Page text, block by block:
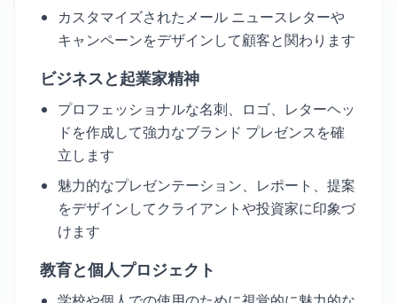
カスタマイズされたメール ニュースレターや
キャンペーンをデザインして顧客と関わります
ビジネスと起業家精神
プロフェッショナルな名刺、ロゴ、レターヘッ
ドを作成して強力なブランド プレゼンスを確
立します
魅力的なプレゼンテーション、レポート、提案
をデザインしてクライアントや投資家に印象づ
けます
教育と個人プロジェクト